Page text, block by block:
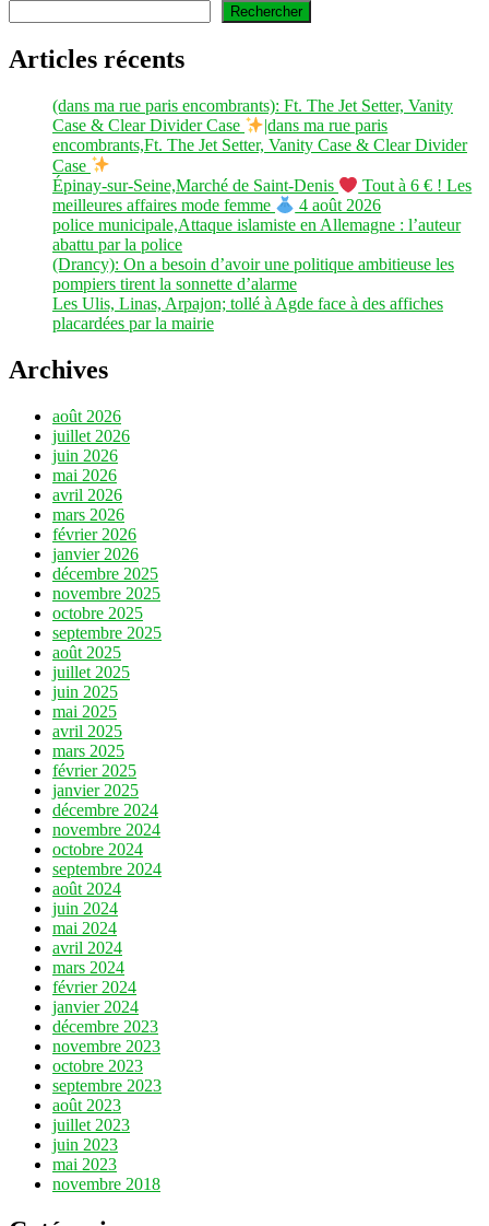
Rechercher
Articles récents
(dans ma rue paris encombrants): Ft. The Jet Setter, Vanity
Case & Clear Divider Case
|dans ma rue paris
encombrants,Ft. The Jet Setter, Vanity Case & Clear Divider
Case
Épinay-sur-Seine,Marché de Saint-Denis
Tout à 6 € ! Les
meilleures affaires mode femme
4 août 2026
police municipale,Attaque islamiste en Allemagne : l’auteur
abattu par la police
(Drancy): On a besoin d’avoir une politique ambitieuse les
pompiers tirent la sonnette d’alarme
Les Ulis, Linas, Arpajon; tollé à Agde face à des affiches
placardées par la mairie
Archives
août 2026
juillet 2026
juin 2026
mai 2026
avril 2026
mars 2026
février 2026
janvier 2026
décembre 2025
novembre 2025
octobre 2025
septembre 2025
août 2025
juillet 2025
juin 2025
mai 2025
avril 2025
mars 2025
février 2025
janvier 2025
décembre 2024
novembre 2024
octobre 2024
septembre 2024
août 2024
juin 2024
mai 2024
avril 2024
mars 2024
février 2024
janvier 2024
décembre 2023
novembre 2023
octobre 2023
septembre 2023
août 2023
juillet 2023
juin 2023
mai 2023
novembre 2018